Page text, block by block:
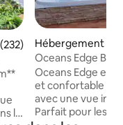
moyenne sur la
le
Hébergement ⋅
Oceans Edge
couchages -
Oceans Edge est
et confortable de
avec une vue
Parfait pour les